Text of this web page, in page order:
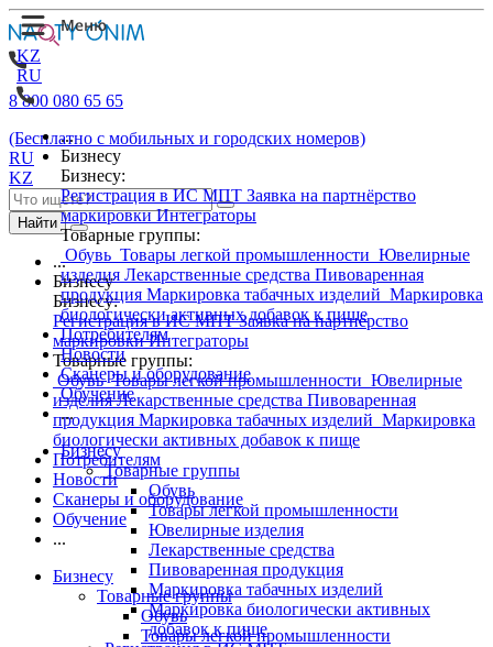
KZ
RU
...
Бизнесу
Бизнесу:
Регистрация в ИС МПТ Заявка на партнёрство
маркировкиИнтеграторы
Товарные группы:
Обувь Товары легкой промышленности Ювелирные
изделия Лекарственные средства Пивоваренная
продукция Маркировка табачных изделий Маркировка
биологически активных добавок к пище
Потребителям
Новости
Сканеры и оборудование
Обучение
...
Бизнесу
Товарные группы
Обувь
Товары легкой промышленности
Ювелирные изделия
Лекарственные средства
Пивоваренная продукция
Маркировка табачных изделий
Маркировка биологически активных
добавок к пище
8 800 080 65 65
(Бесплатно с мобильных и городских номеров)
RU
KZ
Найти
...
Бизнесу
Бизнесу:
Регистрация в ИС МПТЗаявка на партнёрство
маркировкиИнтеграторы
Товарные группы:
ОбувьТовары легкой промышленности Ювелирные
изделияЛекарственные средства Пивоваренная
продукция Маркировка табачных изделий Маркировка
биологически активных добавок к пище
Потребителям
Новости
Сканеры и оборудование
Обучение
...
Бизнесу
Товарные группы
Обувь
Товары легкой промышленности